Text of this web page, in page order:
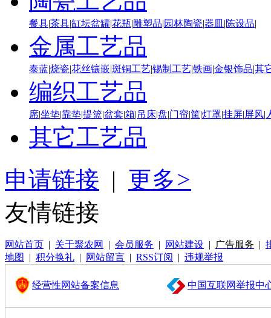
餐具|茶具|缸坛盆罐|花瓶|雕塑品|园林陶瓷|器皿 |陈设品|
金属工艺品
泰蓝|烧瓷|花丝镶嵌|斑铜工艺|锡制工艺|铁画|金银饰品|其
编织工艺品
席|坐垫|靠垫|提篮|盆套|箱|吊床|盘|门帘|筐|灯罩|挂屏|屏风|
其它工艺品
申请链接 | 更多>
友情链接
网站首页 | 关于聚农网 | 会员服务 | 网站建设 | 广告服务 |
地图
| 积分换礼 | 网站留言 | RSS订阅 | 违规举报
经营性网站备案信息 中国互联网举报中